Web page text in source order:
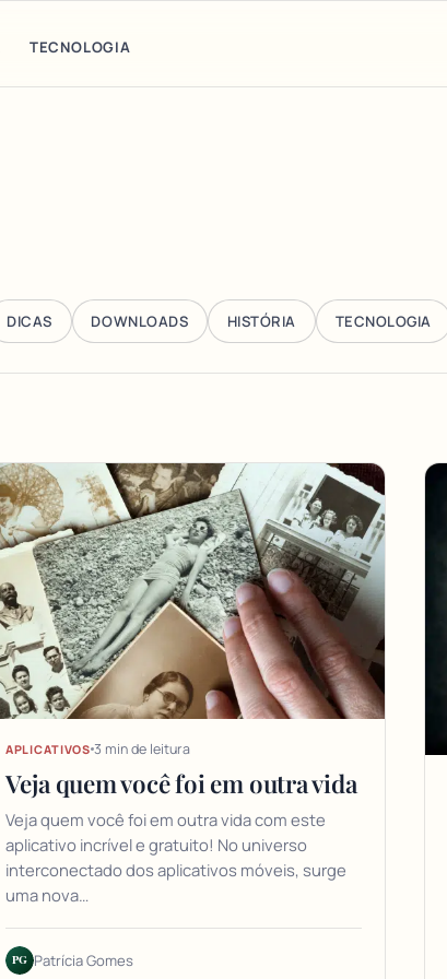
TECNOLOGIA
DICAS DOWNLOADS HISTÓRIA TECNOLOGIA
APLICATIVOS 3 min de leitura
Veja quem você foi em outra vida
Veja quem você foi em outra vida com este
aplicativo incrível e gratuito! No universo
interconectado dos aplicativos móveis, surge
uma nova…
PG Patrícia Gomes